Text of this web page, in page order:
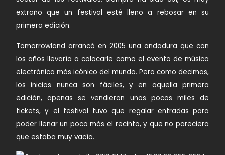
extraño que un festival esté lleno a rebosar en su
primera edición.
Tomorrowland arrancó en 2005 una andadura que con
los años llevaría a colocarle como el evento de música
electrónica más icónico del mundo. Pero como decimos,
los inicios nunca son fáciles, y en aquella primera
edición, apenas se vendieron unos pocos miles de
tickets, y el festival tuvo que regalar entradas para
poder llenar un poco más el recinto, y que no pareciera
que estaba muy vacío.